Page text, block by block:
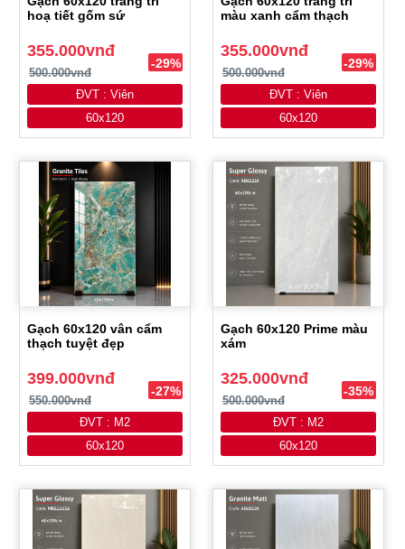
hoạ tiết gốm sứ
355.000vnđ
500.000vnđ
-29%
ĐVT : Viên
60x120
màu xanh cẩm thạch
355.000vnđ
500.000vnđ
-29%
ĐVT : Viên
60x120
Gạch 60x120 vân cẩm
thạch tuyệt đẹp
399.000vnđ
550.000vnđ
-27%
ĐVT : M2
60x120
Gạch 60x120 Prime màu
xám
325.000vnđ
500.000vnđ
-35%
ĐVT : M2
60x120